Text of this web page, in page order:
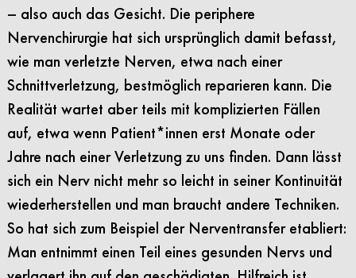
– also auch das Gesicht. Die periphere
Nervenchirurgie hat sich ursprünglich damit befasst,
wie man verletzte Nerven, etwa nach einer
Schnittverletzung, bestmöglich reparieren kann. Die
Realität wartet aber teils mit komplizierten Fällen
auf, etwa wenn Patient*innen erst Monate oder
Jahre nach einer Verletzung zu uns finden. Dann lässt
sich ein Nerv nicht mehr so leicht in seiner Kontinuität
wiederherstellen und man braucht andere Techniken.
So hat sich zum Beispiel der Nerventransfer etabliert:
Man entnimmt einen Teil eines gesunden Nervs und